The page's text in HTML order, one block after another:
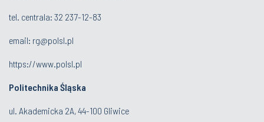
tel. centrala: 32 237-12-83
email: rg@polsl.pl
https://www.polsl.pl
Politechnika Śląska
ul. Akademicka 2A, 44-100 Gliwice